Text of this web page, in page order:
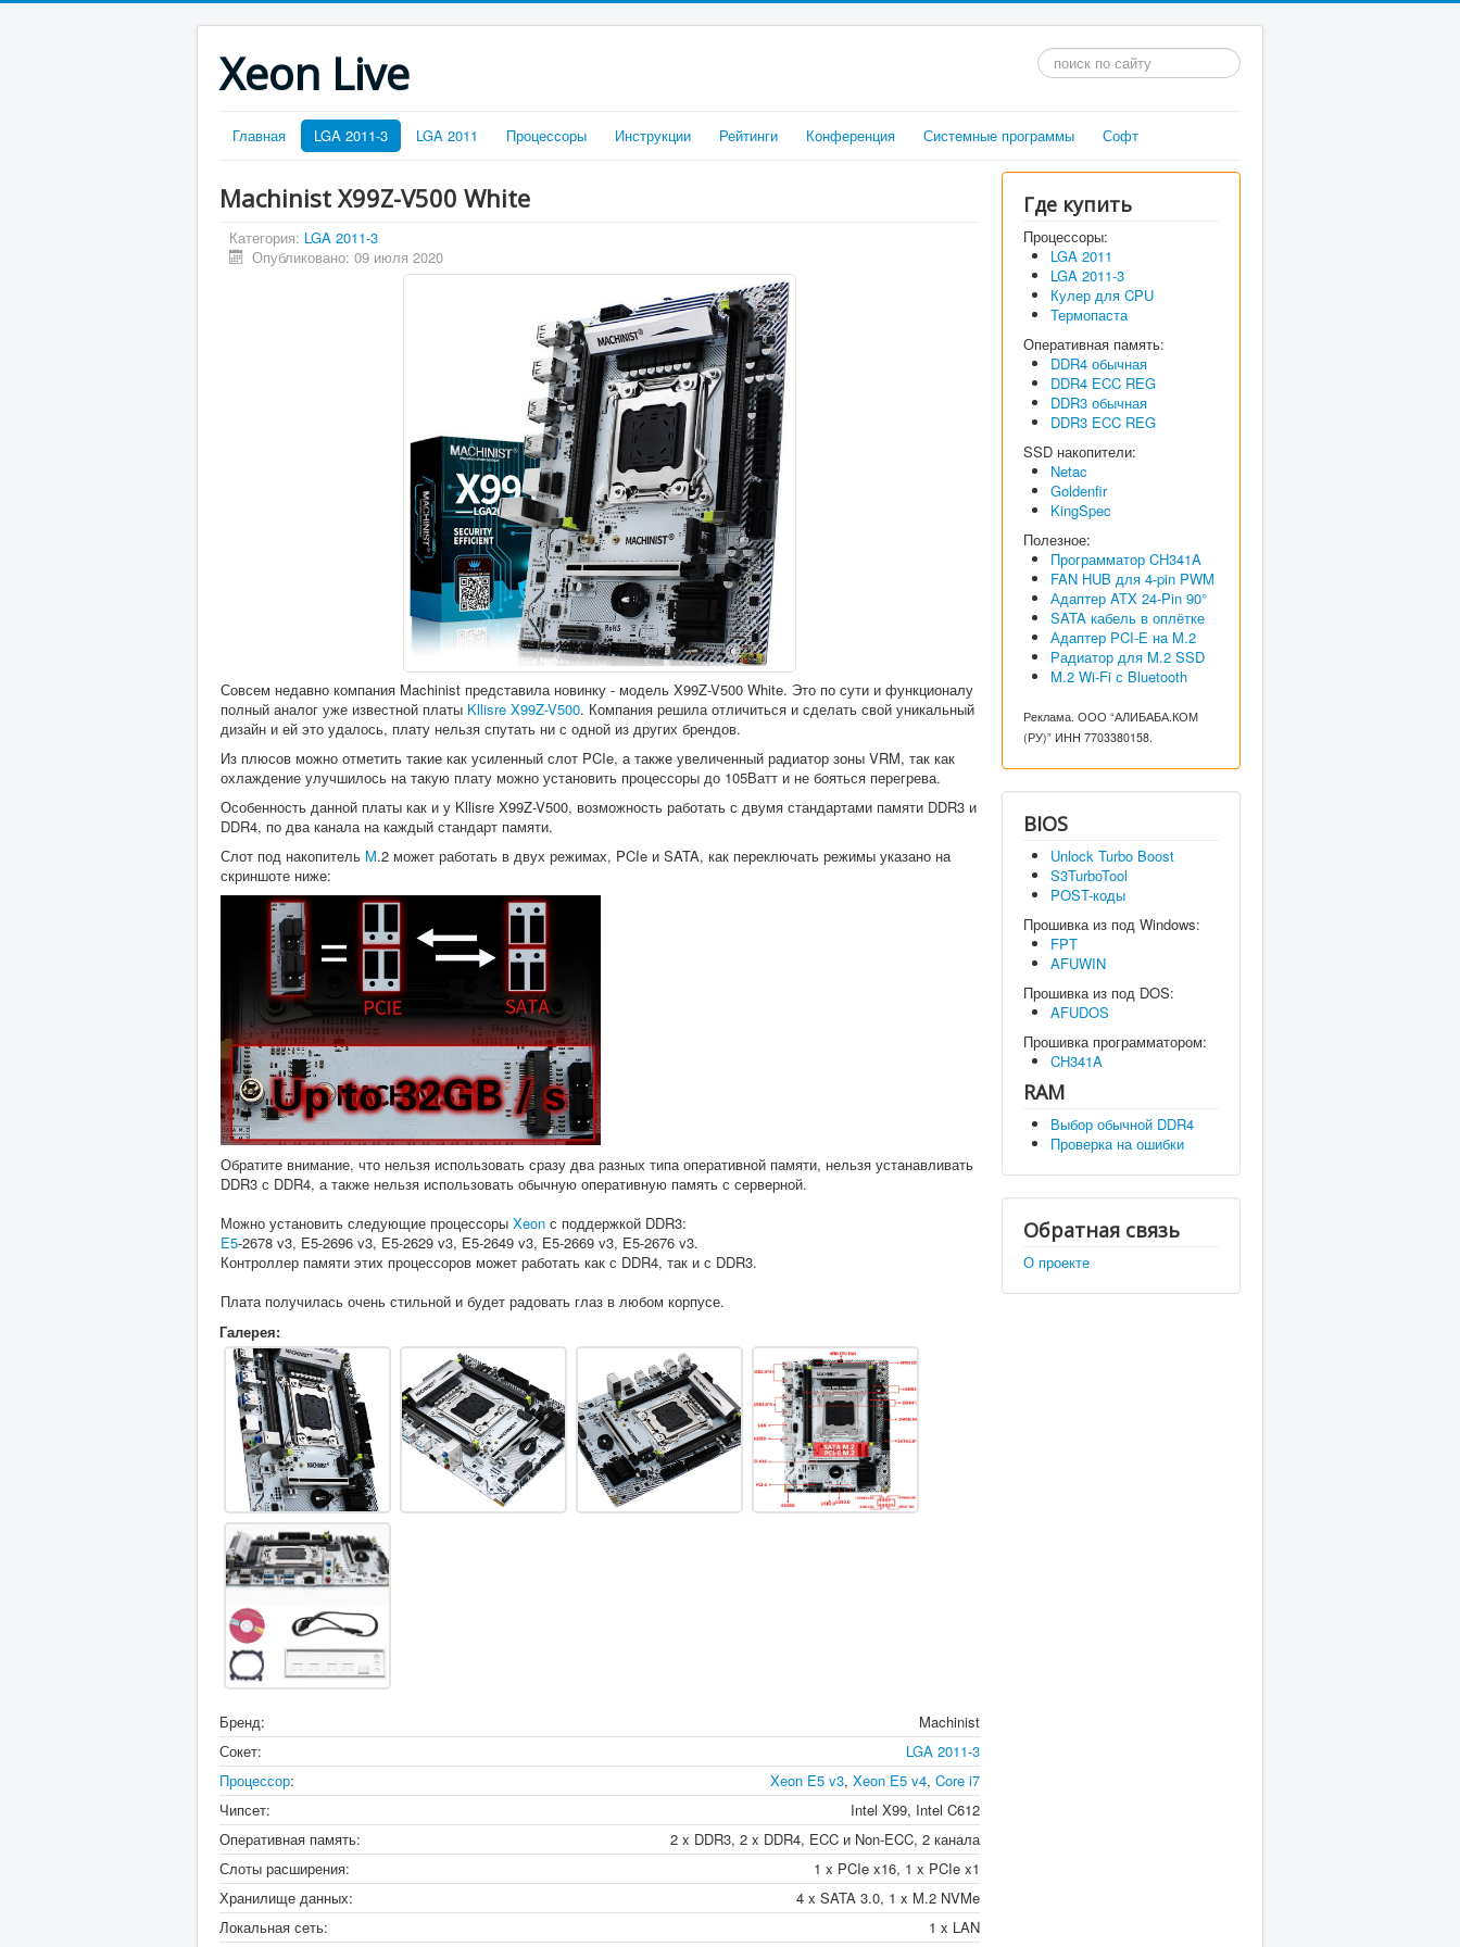
Xeon Live Искать...
Главная LGA 2011-3 LGA 2011 Процессоры Инструкции Рейтинги Конференция Системные программы Софт
Machinist X99Z-V500 White
Категория: LGA 2011-3
Опубликовано: 09 июля 2020
Совсем недавно компания Machinist представила новинку - модель X99Z-V500 White. Это по сути и функционалу
полный аналог уже известной платы Kllisre X99Z-V500. Компания решила отличиться и сделать свой уникальный
дизайн и ей это удалось, плату нельзя спутать ни с одной из других брендов.
Из плюсов можно отметить такие как усиленный слот PCIe, а также увеличенный радиатор зоны VRM, так как
охлаждение улучшилось на такую плату можно установить процессоры до 105Ватт и не бояться перегрева.
Особенность данной платы как и у Kllisre X99Z-V500, возможность работать с двумя стандартами памяти DDR3 и
DDR4, по два канала на каждый стандарт памяти.
Слот под накопитель M.2 может работать в двух режимах, PCIe и SATA, как переключать режимы указано на
скриншоте ниже:
Обратите внимание, что нельзя использовать сразу два разных типа оперативной памяти, нельзя устанавливать
DDR3 с DDR4, а также нельзя использовать обычную оперативную память с серверной.
Можно установить следующие процессоры Xeon с поддержкой DDR3:
E5-2678 v3, E5-2696 v3, E5-2629 v3, E5-2649 v3, E5-2669 v3, E5-2676 v3.
Контроллер памяти этих процессоров может работать как с DDR4, так и с DDR3.
Плата получилась очень стильной и будет радовать глаз в любом корпусе.
Галерея:
Бренд:
Machinist
Сокет:
LGA 2011-3
Процессор: Xeon E5 v3, Xeon E5 v4, Core i7
Чипсет:
Intel X99, Intel C612
Оперативная память:
2 x DDR3, 2 x DDR4, ECC и Non-ECC, 2 канала
Слоты расширения:
1 x PCIe x16, 1 x PCIe x1
Хранилище данных:
4 x SATA 3.0, 1 x M.2 NVMe
Локальная сеть:
1 x LAN
Где купить
Процессоры:
LGA 2011
LGA 2011-3
Кулер для CPU
Термопаста
Оперативная память:
DDR4 обычная
DDR4 ECC REG
DDR3 обычная
DDR3 ECC REG
SSD накопители:
Netac
Goldenfir
KingSpec
Полезное:
Программатор CH341A
FAN HUB для 4-pin PWM
Адаптер ATX 24-Pin 90°
SATA кабель в оплётке
Адаптер PCI-E на M.2
Радиатор для M.2 SSD
M.2 Wi-Fi с Bluetooth
Реклама. ООО “АЛИБАБА.КОМ
(РУ)” ИНН 7703380158.
BIOS
Unlock Turbo Boost
S3TurboTool
POST-коды
Прошивка из под Windows:
FPT
AFUWIN
Прошивка из под DOS:
AFUDOS
Прошивка программатором:
CH341A
RAM
Выбор обычной DDR4
Проверка на ошибки
Обратная связь
О проекте